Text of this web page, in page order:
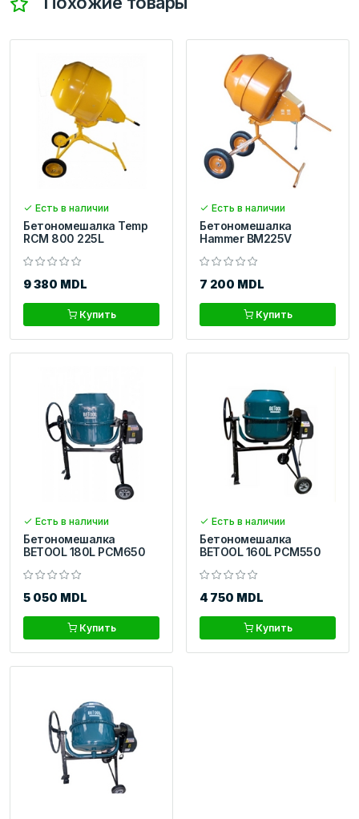
Есть в наличии
Бетономешалка Temp
RCM 800 225L
9 380 MDL
Купить
Есть в наличии
Бетономешалка
Hammer BM225V
7 200 MDL
Купить
Есть в наличии
Бетономешалка
BETOOL 180L PCM650
5 050 MDL
Купить
Есть в наличии
Бетономешалка
BETOOL 160L PCM550
4 750 MDL
Купить